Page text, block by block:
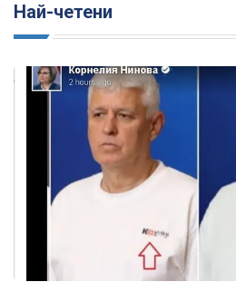
Най-четени